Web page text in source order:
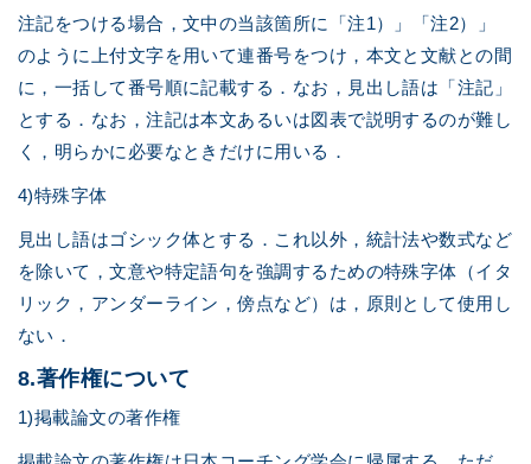
注記をつける場合，文中の当該箇所に「注1）」「注2）」
のように上付文字を用いて連番号をつけ，本文と文献との間
に，一括して番号順に記載する．なお，見出し語は「注記」
とする．なお，注記は本文あるいは図表で説明するのが難し
く，明らかに必要なときだけに用いる．
4)特殊字体
見出し語はゴシック体とする．これ以外，統計法や数式など
を除いて，文意や特定語句を強調するための特殊字体（イタ
リック，アンダーライン，傍点など）は，原則として使用し
ない．
8.著作権について
1)掲載論文の著作権